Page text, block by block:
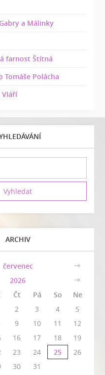
a Málinky
farnost Štítná
Tomáše Polácha
Vláří
ARCHIV
červenec
>>
2026
>>
Čt Pá So
Ne
2 3 4
5
9 10 11
12
16 17 18
19
23 24 25
26
30 31